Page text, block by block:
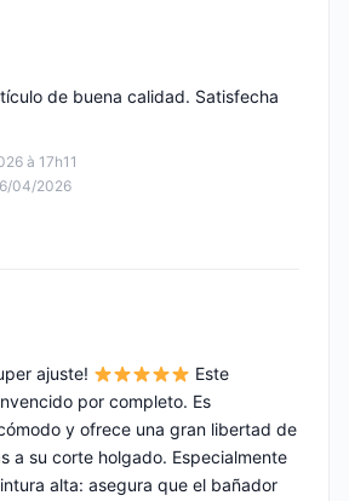
à 17h11
04/2026
de buena calidad. Satisfecha
ajuste!
Este
por completo. Es
y ofrece una gran libertad de
a su corte holgado. Especialmente
alta: asegura que el bañador